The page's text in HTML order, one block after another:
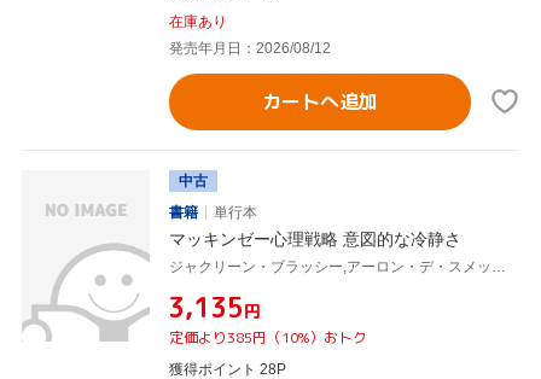
在庫あり
発売年月日：2026/08/12
カートへ追加
中古
書籍
単行本
マッキンゼー心理戦略 意図的な冷静さ
¥3,135円
定価より385円（10%）おトク
獲得ポイント 28P